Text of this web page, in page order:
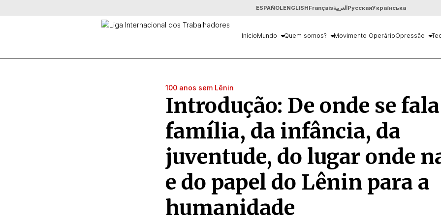
ESPAÑOLENGLISHFrançaisالعربيةРусскаяУкраїнська
InícioMundo Quem somos? Movimento OperárioOpressão
100 anos sem Lênin
Introdução: De onde se
família, da infância, da
juventude, do lugar onde
e do papel do Lênin para a
humanidade